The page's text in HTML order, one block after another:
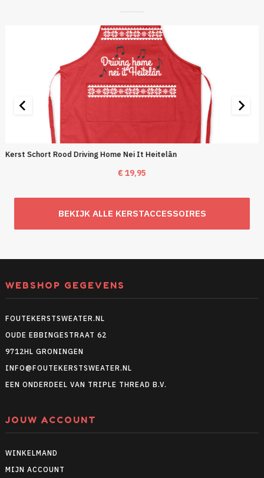
Kerst Schort Rood Driving Home Nei It Heitelân
€19,95
BEKIJK ALLE KERSTACCESSOIRES
WEBSHOP GEGEVENS
FOUTEKERSTSWEATER.NL
OUDE EBBINGESTRAAT 62
9712HL GRONINGEN
INFO@FOUTEKERSTSWEATER.NL
EEN ONDERDEEL VAN TRIPLE THREAD B.V.
JOUW ACCOUNT
WINKELMAND
MIJN ACCOUNT